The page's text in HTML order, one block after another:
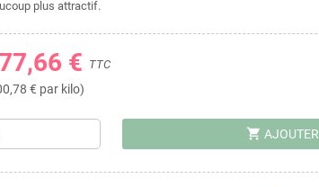
plus attractif.
€ TTC
€ par kilo)
shopping_cart